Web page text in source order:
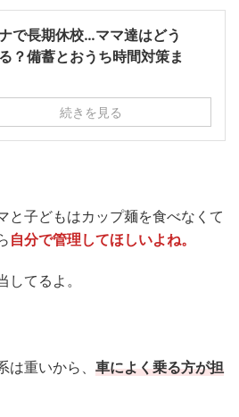
で長期休校…ママ達はどう
？備蓄とおうち時間対策ま
続きを見る
と子どもはカップ麺を食べなくて
自分で管理してほしいよね。
してるよ。
重いから、 車によく乗る方が担